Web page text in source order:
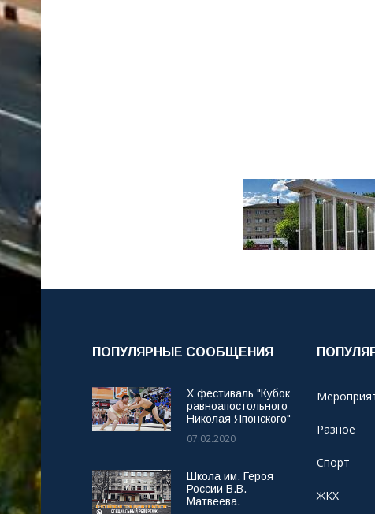
ПОПУЛЯРНЫЕ СООБЩЕНИЯ
X фестиваль "Кубок
равноапостольного
Николая Японского"
07.02.2020
Школа им. Героя
России В.В.
Матвеева.
Разное
Спорт
ЖКХ